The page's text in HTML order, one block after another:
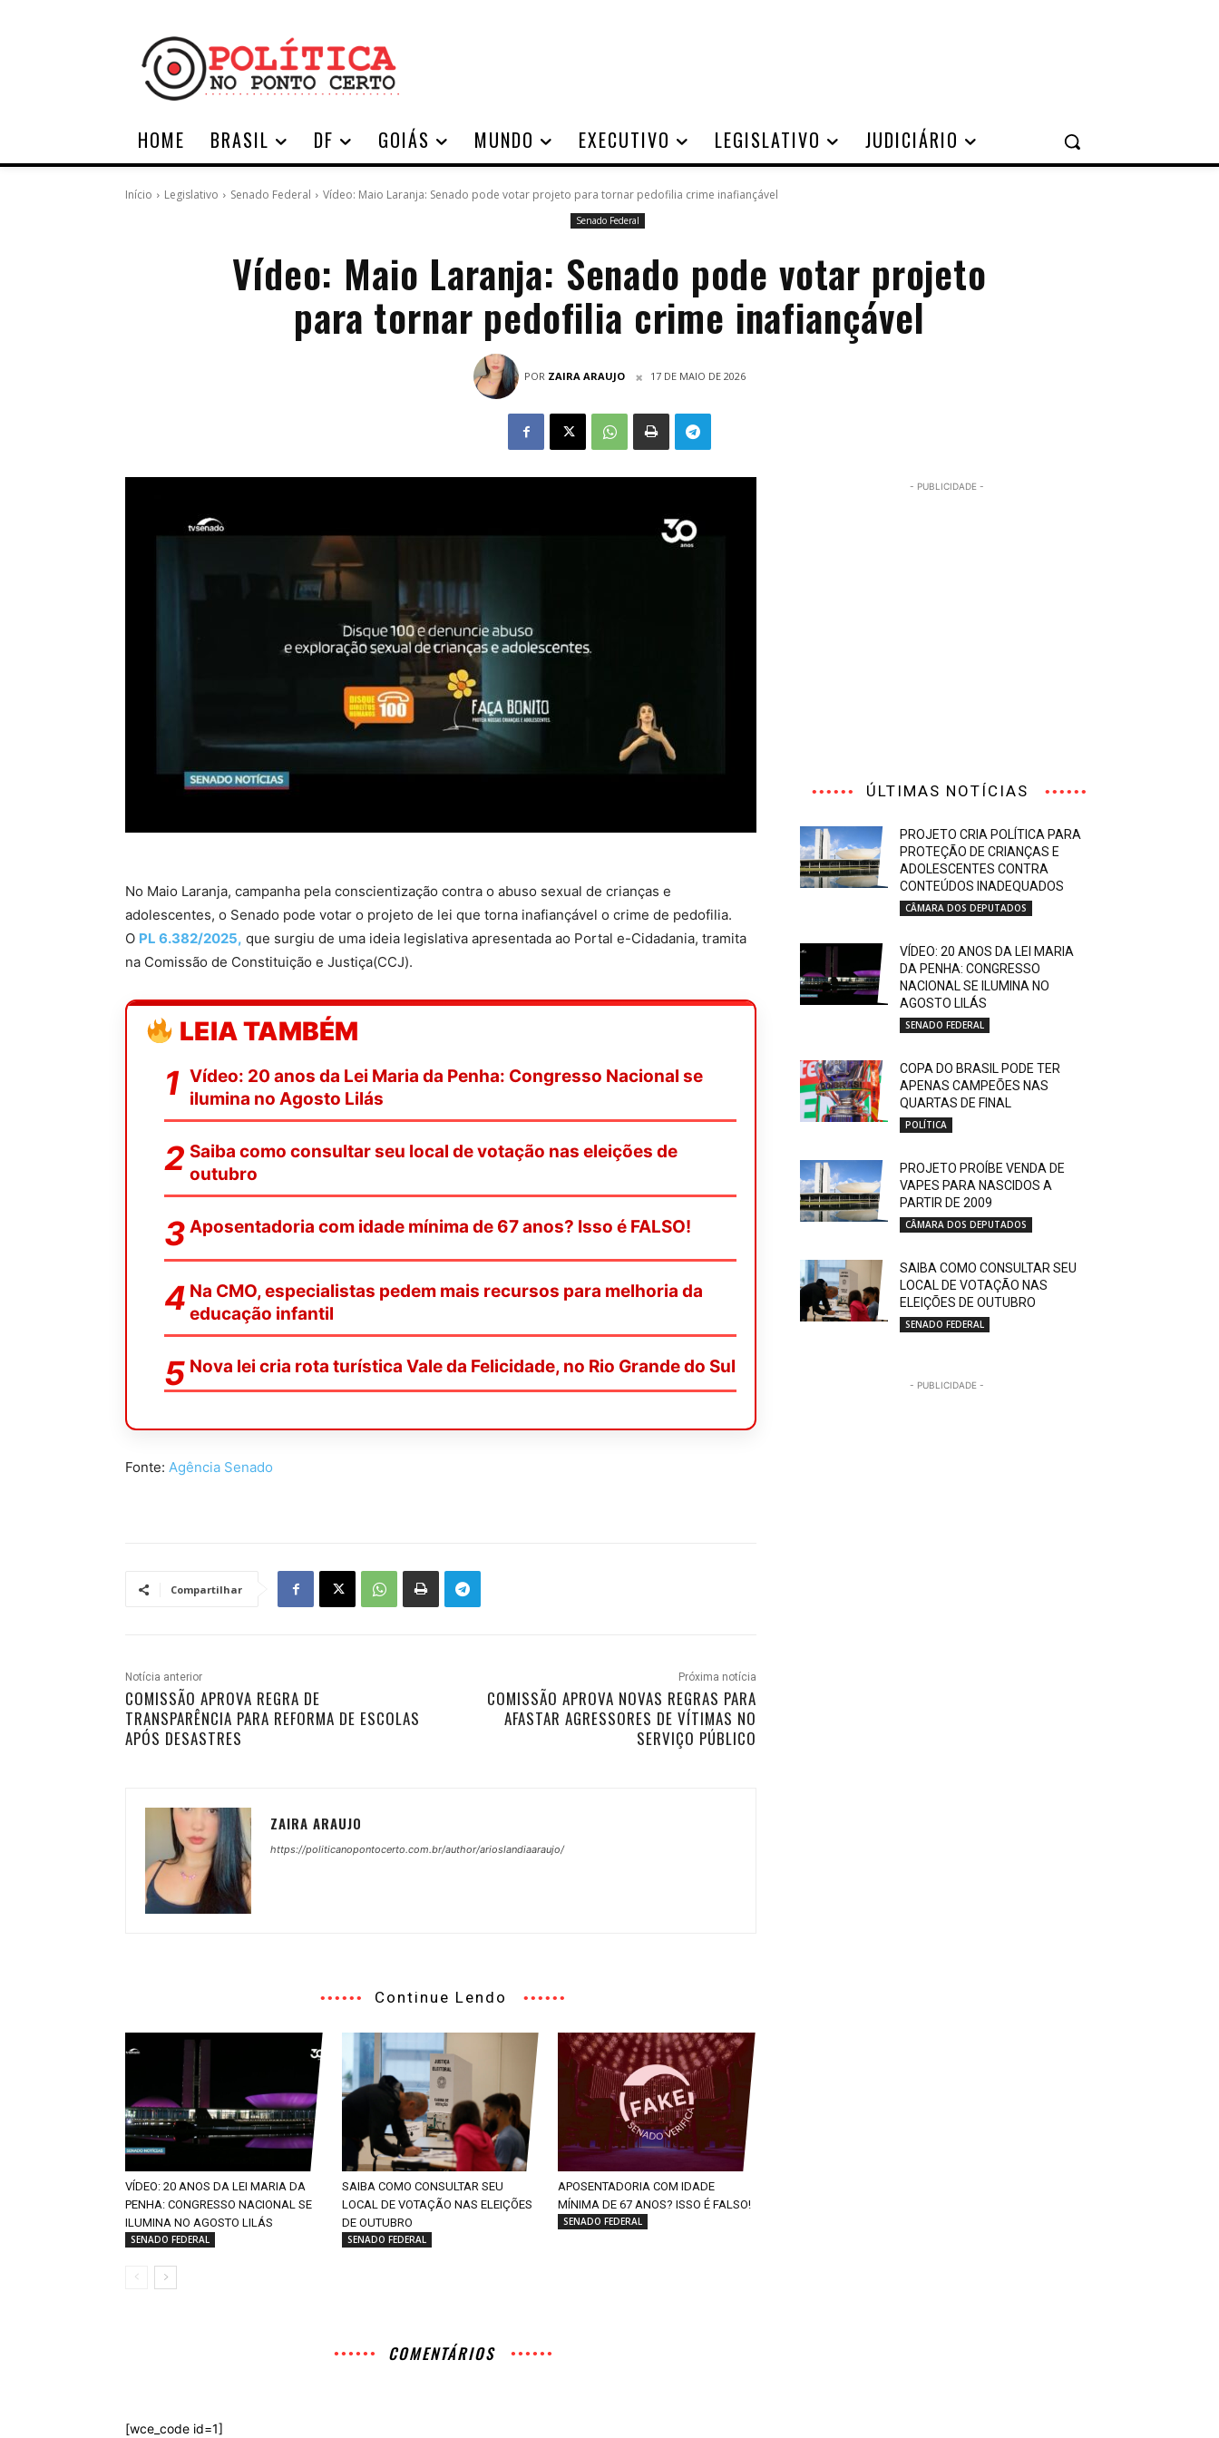
HOME BRASIL DF GOIÁS MUNDO EXECUTIVO LEGISLATIVO JUDICIÁRIO
Início Legislativo Senado Federal Vídeo: Maio Laranja: Senado pode votar projeto para tornar pedofilia crime inafiançável
Senado Federal
Vídeo: Maio Laranja: Senado pode votar projeto
para tornar pedofilia crime inafiançável
POR ZAIRA ARAUJO 17 DE MAIO DE 2026
No Maio Laranja, campanha pela conscientização contra o abuso sexual de crianças e
adolescentes, o Senado pode votar o projeto de lei que torna inafiançável o crime de pedofilia.
O PL 6.382/2025, que surgiu de uma ideia legislativa apresentada ao Portal e-Cidadania, tramita
na Comissão de Constituição e Justiça(CCJ).
LEIA TAMBÉM
Vídeo: 20 anos da Lei Maria da Penha: Congresso Nacional se
ilumina no Agosto Lilás
Saiba como consultar seu local de votação nas eleições de
outubro
Aposentadoria com idade mínima de 67 anos? Isso é FALSO!
Na CMO, especialistas pedem mais recursos para melhoria da
educação infantil
Nova lei cria rota turística Vale da Felicidade, no Rio Grande do Sul
Fonte: Agência Senado
Compartilhar
Notícia anterior
COMISSÃO APROVA REGRA DE
TRANSPARÊNCIA PARA REFORMA DE ESCOLAS
APÓS DESASTRES
Próxima notícia
COMISSÃO APROVA NOVAS REGRAS PARA
AFASTAR AGRESSORES DE VÍTIMAS NO
SERVIÇO PÚBLICO
ZAIRA ARAUJO
https://politicanopontocerto.com.br/author/arioslandiaaraujo/
Continue Lendo
VÍDEO: 20 ANOS DA LEI MARIA DA
PENHA: CONGRESSO NACIONAL SE
ILUMINA NO AGOSTO LILÁS
SENADO FEDERAL
SAIBA COMO CONSULTAR SEU
LOCAL DE VOTAÇÃO NAS ELEIÇÕES
DE OUTUBRO
SENADO FEDERAL
APOSENTADORIA COM IDADE
MÍNIMA DE 67 ANOS? ISSO É FALSO!
SENADO FEDERAL
COMENTÁRIOS
[wce_code id=1]
- PUBLICIDADE -
ÚLTIMAS NOTÍCIAS
PROJETO CRIA POLÍTICA PARA
PROTEÇÃO DE CRIANÇAS E
ADOLESCENTES CONTRA
CONTEÚDOS INADEQUADOS
CÂMARA DOS DEPUTADOS
VÍDEO: 20 ANOS DA LEI MARIA
DA PENHA: CONGRESSO
NACIONAL SE ILUMINA NO
AGOSTO LILÁS
SENADO FEDERAL
COPA DO BRASIL PODE TER
APENAS CAMPEÕES NAS
QUARTAS DE FINAL
POLÍTICA
PROJETO PROÍBE VENDA DE
VAPES PARA NASCIDOS A
PARTIR DE 2009
CÂMARA DOS DEPUTADOS
SAIBA COMO CONSULTAR SEU
LOCAL DE VOTAÇÃO NAS
ELEIÇÕES DE OUTUBRO
SENADO FEDERAL
- PUBLICIDADE -